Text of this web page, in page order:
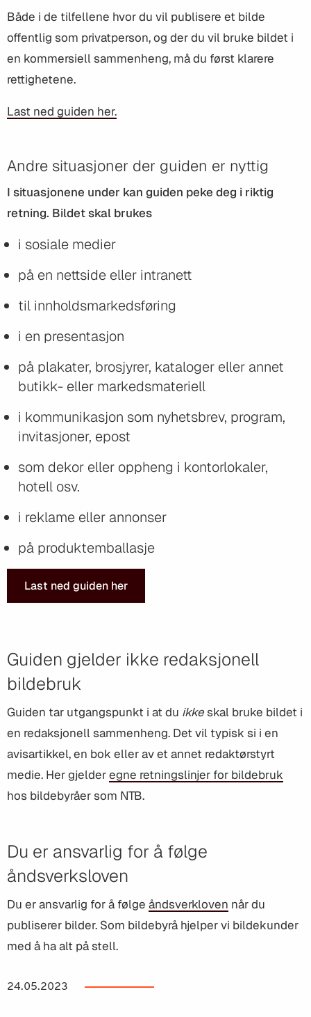
Både i de tilfellene hvor du vil publisere et bilde
offentlig som privatperson, og der du vil bruke bildet i
en kommersiell sammenheng, må du først klarere
rettighetene.
Last ned guiden her.
Andre situasjoner der guiden er nyttig
I situasjonene under kan guiden peke deg i riktig
retning. Bildet skal brukes
i sosiale medier
på en nettside eller intranett
til innholdsmarkedsføring
i en presentasjon
på plakater, brosjyrer, kataloger eller annet
butikk- eller markedsmateriell
i kommunikasjon som nyhetsbrev, program,
invitasjoner, epost
som dekor eller oppheng i kontorlokaler,
hotell osv.
i reklame eller annonser
på produktemballasje
Last ned guiden her
Guiden gjelder ikke redaksjonell
bildebruk
Guiden tar utgangspunkt i at du ikkeskal bruke bildet i
en redaksjonell sammenheng. Det vil typisk si i en
avisartikkel, en bok eller av et annet redaktørstyrt
medie. Her gjelderegne retningslinjer for bildebruk
hos bildebyråer som NTB.
Du er ansvarlig for å følge
åndsverksloven
Du er ansvarlig for å følge åndsverkloven når du
publiserer bilder. Som bildebyrå hjelper vi bildekunder
med å ha alt på stell.
24.05.2023